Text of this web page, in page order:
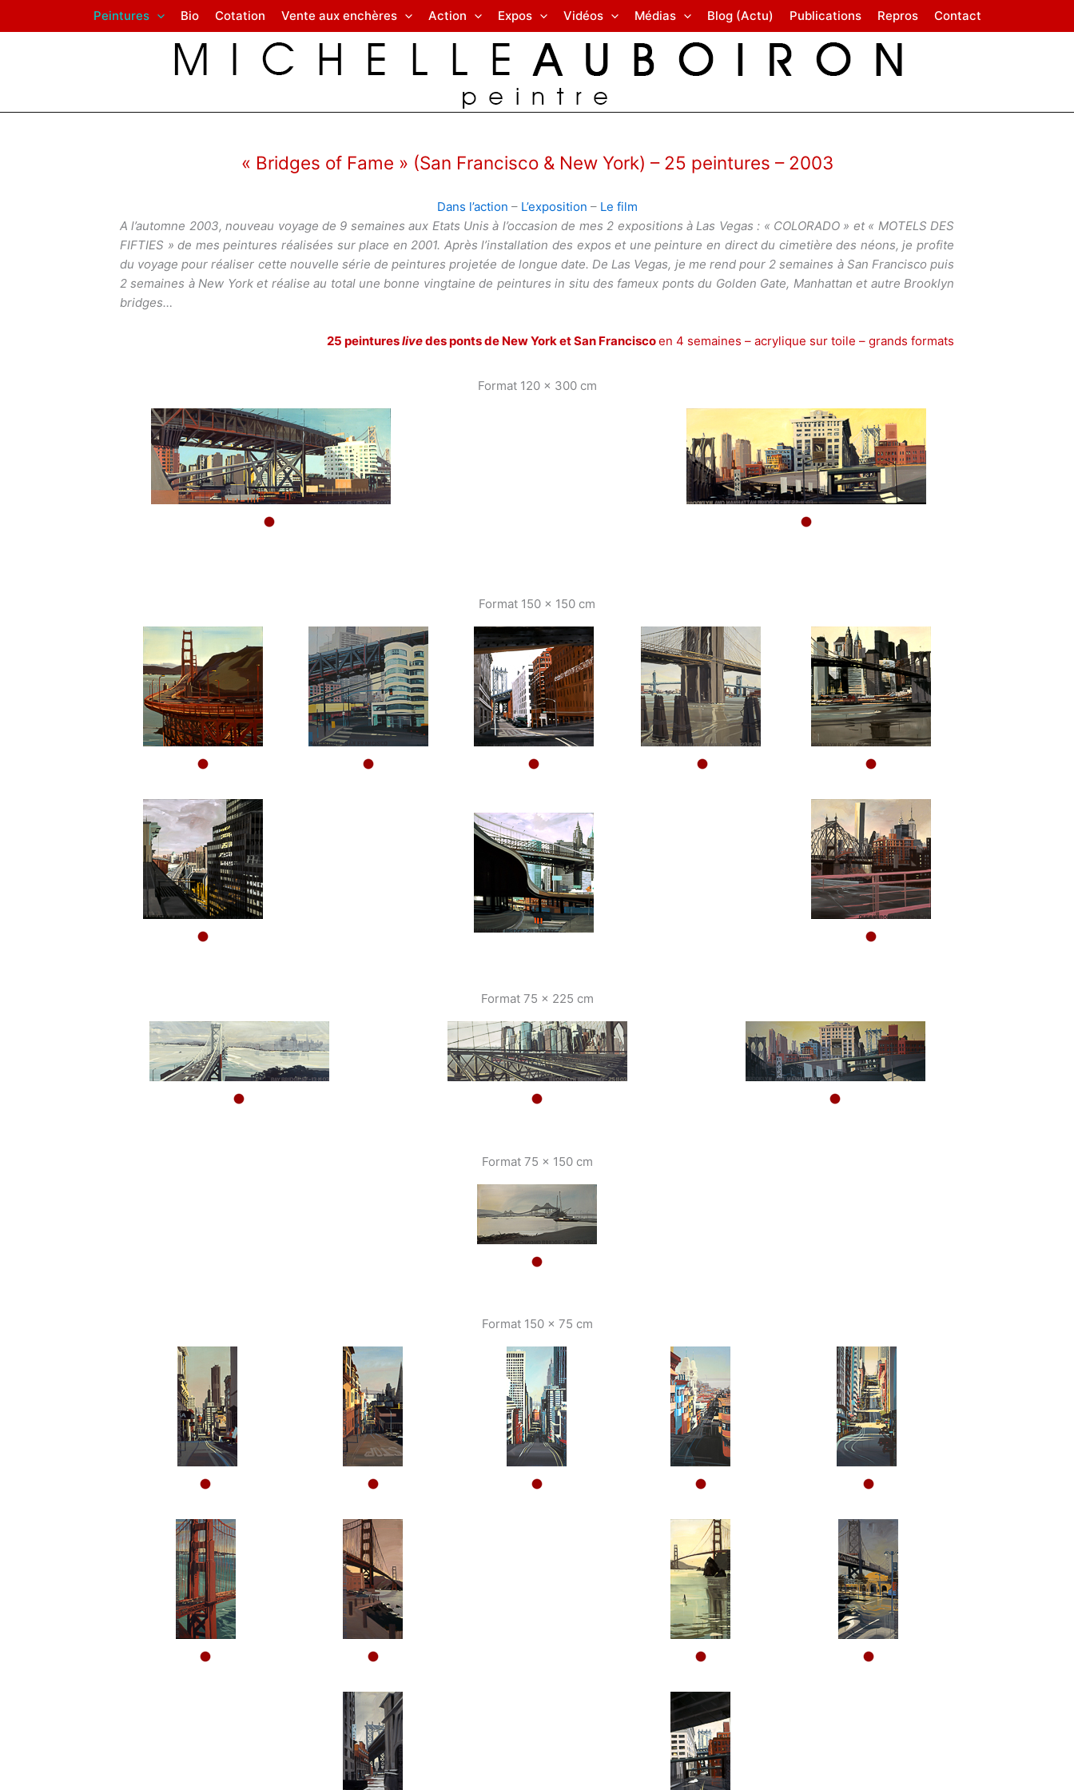
Peintures Bio Cotation Vente aux enchères Action Expos Vidéos Médias Blog (Actu) Publications Repros Contact
« Bridges of Fame » (San Francisco & New York) – 25 peintures – 2003
Dans l’action – L’exposition – Le film
A l’automne 2003, nouveau voyage de 9 semaines aux Etats Unis à l’occasion de mes 2 expositions à Las Vegas : « COLORADO » et « MOTELS DES
FIFTIES » de mes peintures réalisées sur place en 2001. Après l’installation des expos et une peinture en direct du cimetière des néons, je profite
du voyage pour réaliser cette nouvelle série de peintures projetée de longue date. De Las Vegas, je me rend pour 2 semaines à San Francisco puis
2 semaines à New York et réalise au total une bonne vingtaine de peintures in situ des fameux ponts du Golden Gate, Manhattan et autre Brooklyn
bridges…
25 peintureslivedes ponts de New York et San Franciscoen 4 semaines – acrylique sur toile – grands formats
Format 120 x 300 cm
Format 150 x 150 cm
Format 75 x 225 cm
Format 75 x 150 cm
Format 150 x 75 cm